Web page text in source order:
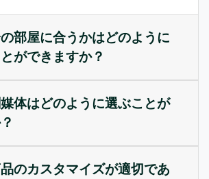
部屋に合うかはどのように
ができますか？
体はどのように選ぶことが
のカスタマイズが適切であ